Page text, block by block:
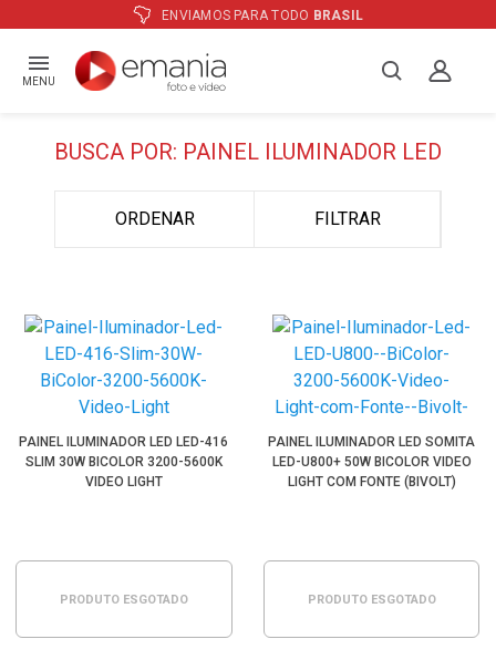
ENVIAMOS PARA TODO BRASIL
MENU
BUSCA POR: PAINEL ILUMINADOR LED
ORDENAR FILTRAR
PAINEL ILUMINADOR LED LED-416
SLIM 30W BICOLOR 3200-5600K
VIDEO LIGHT
PRODUTO ESGOTADO
PAINEL ILUMINADOR LED SOMITA
LED-U800+ 50W BICOLOR VIDEO
LIGHT COM FONTE (BIVOLT)
PRODUTO ESGOTADO